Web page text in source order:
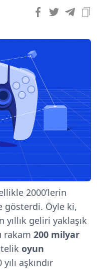
2000’lerin
gösterdi. Öyle ki,
yıllık geliri yaklaşık
rakam 200 milyar
oyun
yılı aşkındır